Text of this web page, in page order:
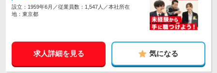
設立：1959年6月／従業員数：1,547人／本社所在
地：東京都
求人詳細を見る 気になる